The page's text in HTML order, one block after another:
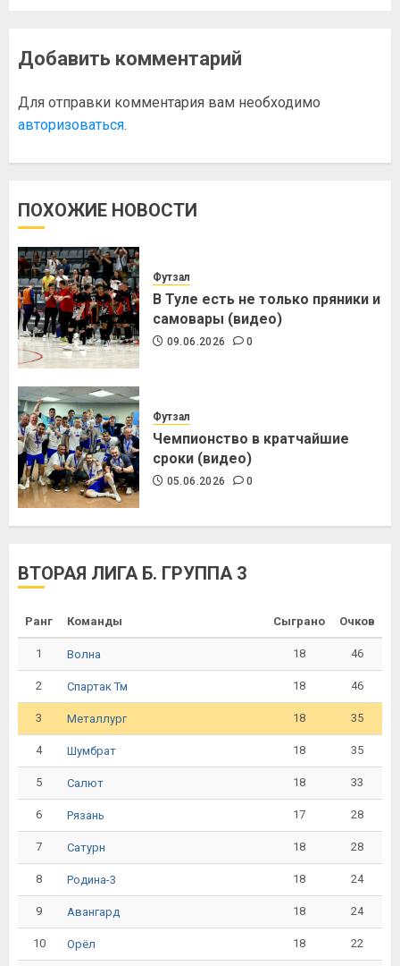
Добавить комментарий
Для отправки комментария вам необходимо
авторизоваться.
ПОХОЖИЕ НОВОСТИ
Футзал
В Туле есть не только пряники и
самовары (видео)
09.06.2026 0
Футзал
Чемпионство в кратчайшие
сроки (видео)
05.06.2026 0
ВТОРАЯ ЛИГА Б. ГРУППА 3
Ранг Команды Сыграно Очков
1 Волна 18 46
2 Спартак Тм 18 46
3 Металлург 18 35
4 Шумбрат 18 35
5 Салют 18 33
6 Рязань 17 28
7 Сатурн 18 28
8 Родина-3 18 24
9 Авангард 18 24
10 Орёл 18 22